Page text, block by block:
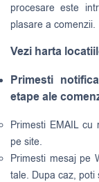
procesare este
plasare a comenzii.
Vezi harta
Primesti
etape ale
Primesti EMAIL cu
pe site.
Primesti mesaj pe
tale. Dupa caz, poti